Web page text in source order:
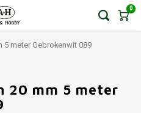
0
5 meter Gebrokenwit 089
20 mm 5 meter